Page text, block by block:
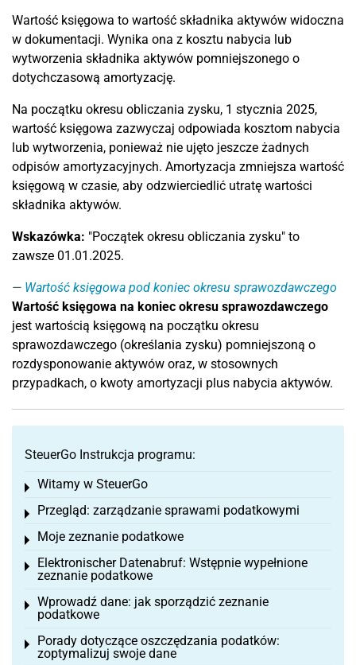
Wartość księgowa to wartość składnika aktywów widoczna
w dokumentacji. Wynika ona z kosztu nabycia lub
wytworzenia składnika aktywów pomniejszonego o
dotychczasową amortyzację.
Na początku okresu obliczania zysku, 1 stycznia 2025,
wartość księgowa zazwyczaj odpowiada kosztom nabycia
lub wytworzenia, ponieważ nie ujęto jeszcze żadnych
odpisów amortyzacyjnych. Amortyzacja zmniejsza wartość
księgową w czasie, aby odzwierciedlić utratę wartości
składnika aktywów.
Wskazówka: "Początek okresu obliczania zysku" to
zawsze 01.01.2025.
Wartość księgowa pod koniec okresu sprawozdawczego
Wartość księgowa na koniec okresu sprawozdawczego
jest wartością księgową na początku okresu
sprawozdawczego (określania zysku) pomniejszoną o
rozdysponowanie aktywów oraz, w stosownych
przypadkach, o kwoty amortyzacji plus nabycia aktywów.
SteuerGo Instrukcja programu:
Witamy w SteuerGo
Toggle menu
Przegląd: zarządzanie sprawami podatkowymi
Toggle menu
Moje zeznanie podatkowe
Toggle menu
Elektronischer Datenabruf: Wstępnie wypełnione
zeznanie podatkowe
Toggle menu
Wprowadź dane: jak sporządzić zeznanie
podatkowe
Toggle menu
Porady dotyczące oszczędzania podatków:
zoptymalizuj swoje dane
Toggle menu